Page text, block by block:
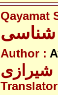
Qayamat
شناسی
Author :
شیرازی